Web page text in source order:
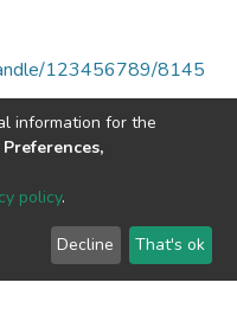
123456789/8145
2002-2026 LYRASIS
Соглашение с
Отправить
information for the
policy.
Decline That's ok